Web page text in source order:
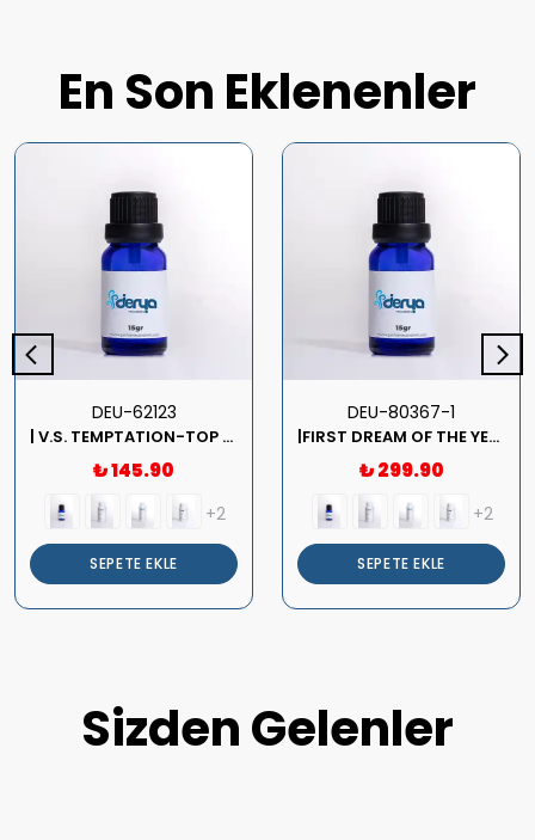
En Son Eklenenler
DEU-62123
| V.S. TEMPTATION-TOP Kalite Kadın Parfüm Esansı.|
₺ 145.90
+2
SEPETE EKLE
DEU-80367-1
|FIRST DREAM OF THE YEAR-NEW- -TOP Kalite Unısex Parfüm Esansı.|
₺ 299.90
+2
SEPETE EKLE
Sizden Gelenler